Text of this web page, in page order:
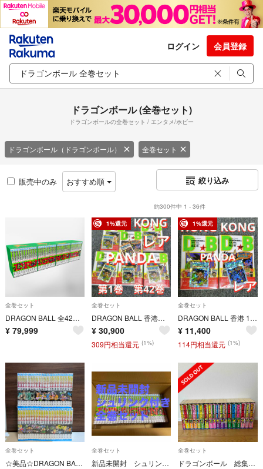
ログイン 会員登録
ドラゴンボール (全巻セット)
ドラゴンボールの全巻セット / エンタメ/ホビー
ドラゴンボール（ドラゴンボール） 全巻セット
販売中のみ おすすめ順 絞り込み
約300件中 1 - 36件
全巻セット
DRAGON BALL 全42巻セット Double Cover Box
¥ 79,999
1%還元
全巻セット
DRAGON BALL 香港版 1巻 42巻 セット 特典カード付 × 6冊
¥ 30,900
309円相当還元 (1%)
1%還元
全巻セット
DRAGON BALL 香港 1巻 42巻 セット 特典カード付
¥ 11,400
114円相当還元 (1%)
全巻セット
☆美品☆DRAGON BALLドラゴンボール1～42巻全巻セット 旧装版 鳥山明 集英社 ジャンプコミックス
全巻セット
新品未開封 シュリンク付き ドラゴンボール 全巻 1〜42 巻
全巻セット
ドラゴンボール 総集編 超悟空伝 全18巻